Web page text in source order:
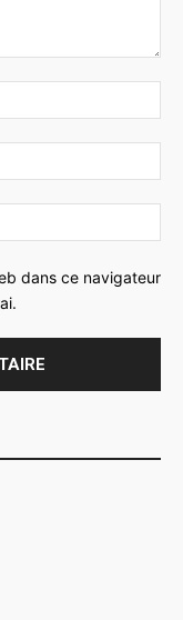
:*
:*
:
dans ce navigateur